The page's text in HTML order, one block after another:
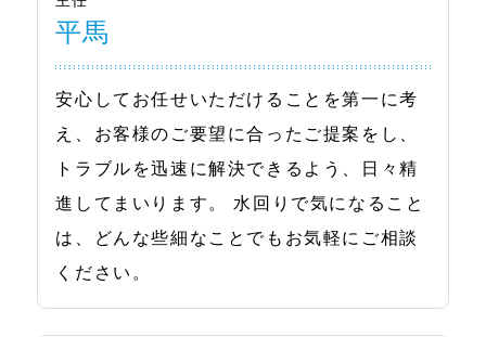
平馬
安心してお任せいただけることを第一に考
え、お客様のご要望に合ったご提案をし、
トラブルを迅速に解決できるよう、日々精
進してまいります。 水回りで気になること
は、どんな些細なことでもお気軽にご相談
ください。